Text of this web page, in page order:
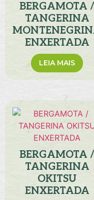
BERGAMOTA /
TANGERINA
ENXERTADA
LEIA MAIS
BERGAMOTA /
TANGERINA
OKITSU
ENXERTADA